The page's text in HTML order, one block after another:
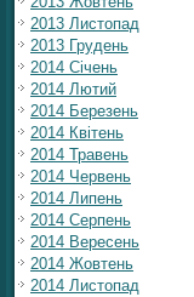
2013 Листопад
2013 Грудень
2014 Січень
2014 Лютий
2014 Березень
2014 Квітень
2014 Травень
2014 Червень
2014 Липень
2014 Серпень
2014 Вересень
2014 Жовтень
2014 Листопад